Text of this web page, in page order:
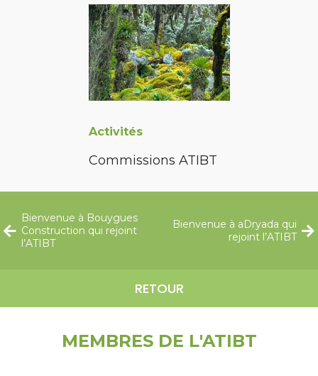
Activités
Commissions ATIBT
Bienvenue à Bouygues
Construction qui rejoint
l’ATIBT
RETOUR
Bienvenue à aDryada qui
rejoint l’ATIBT
MEMBRES DE L'ATIBT